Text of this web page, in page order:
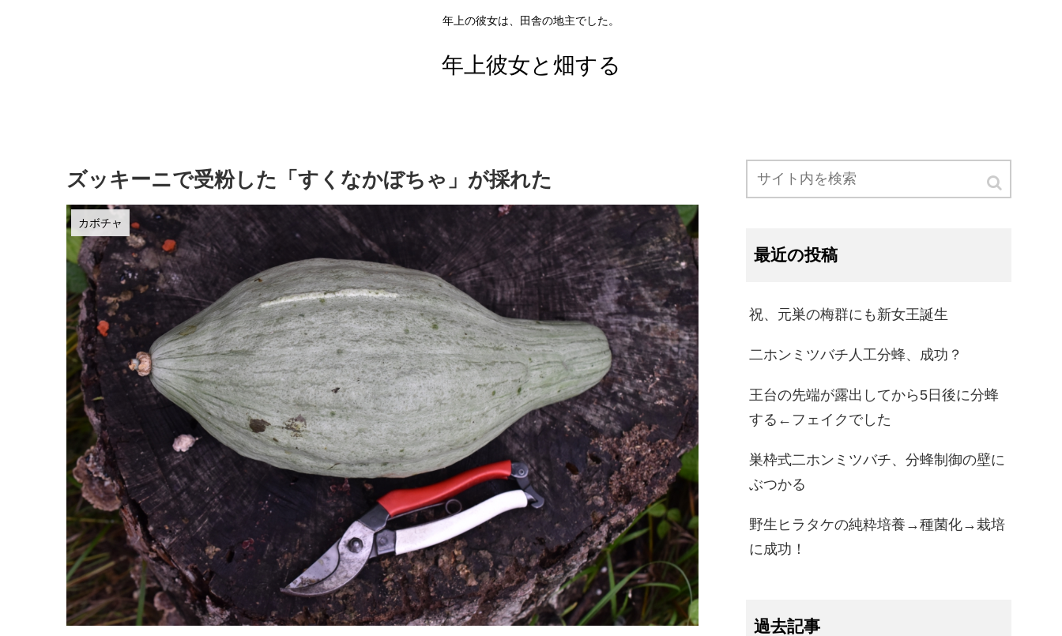
年上の彼女は、田舎の地主でした。
年上彼女と畑する
ズッキーニで受粉した「すくなかぼちゃ」が採れた
カボチャ
最近の投稿
祝、元巣の梅群にも新女王誕生
二ホンミツバチ人工分蜂、成功？
王台の先端が露出してから5日後に分蜂
する←フェイクでした
巣枠式二ホンミツバチ、分蜂制御の壁に
ぶつかる
野生ヒラタケの純粋培養→種菌化→栽培
に成功！
過去記事